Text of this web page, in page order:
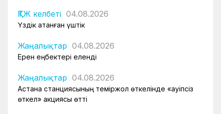
ҚТЖ келбеті 04.08.2026
Үздік атанған үштік
Жаңалықтар 04.08.2026
Ерен еңбектері еленді
Жаңалықтар 04.08.2026
Астана станциясының теміржол өткелінде «Қауіпсіз
өткел» акциясы өтті